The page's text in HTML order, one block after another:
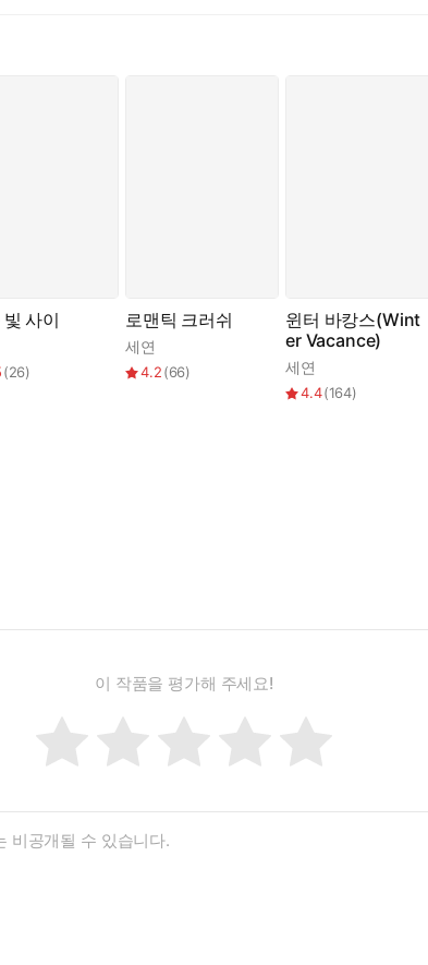
만 한 오빠 모습이 전부라서요. 오빠랑 많은 추억을 만들
사이
(26)
로맨틱 크러쉬
세연
4.2(66)
윈터 바캉스(Wint
er Vacance)
세연
4.4(164)
이 작품을 평가해 주세요!